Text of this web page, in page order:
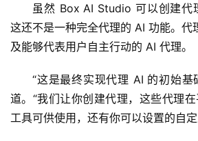
虽然 Box AI Studio 可以创建代
这还不是一种完全代理的 AI 功能。代
及能够代表用户自主行动的 AI 代理。
“这是最终实现代理 AI 的初始基
道。“我们让你创建代理，这些代理
工具可供使用，还有你可以设置的自